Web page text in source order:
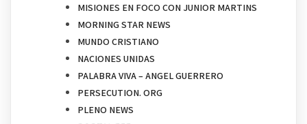
MISIONES EN FOCO CON JUNIOR MARTINS
MORNING STAR NEWS
MUNDO CRISTIANO
NACIONES UNIDAS
PALABRA VIVA – ANGEL GUERRERO
PERSECUTION. ORG
PLENO NEWS